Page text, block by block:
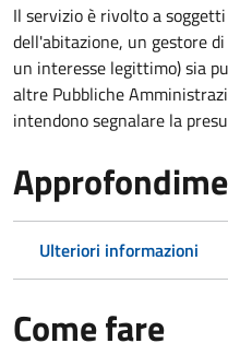
Il servizio è rivolto a
dell'abitazione, un gestore
un interesse legittimo) sia
altre Pubbliche
intendono segnalare la
Ulteriori informazioni
Come fare